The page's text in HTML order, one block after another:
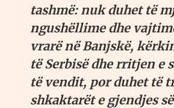
tashmë: nuk duhet të
ngushëllime dhe
vrarë në Banjskë,
të Serbisë dhe rritjen e
të vendit, por duhet të
shkaktarët e gjendjes s